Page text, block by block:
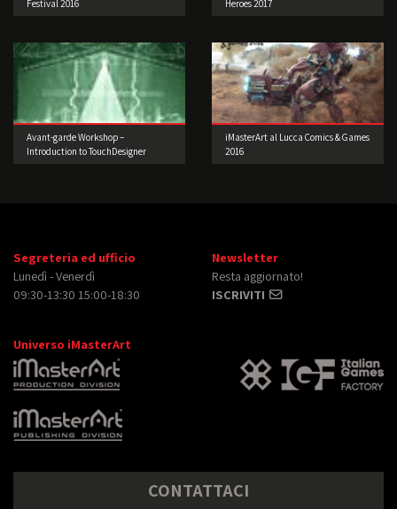
Festival 2016
Heroes 2017
Avant-garde Workshop –
Introduction to TouchDesigner
iMasterArt al Lucca Comics & Games
2016
Segreteria ed ufficio
Lunedì - Venerdì
09:30-13:30 15:00-18:30
Newsletter
Resta aggiornato!
ISCRIVITI
Universo iMasterArt
CONTATTACI